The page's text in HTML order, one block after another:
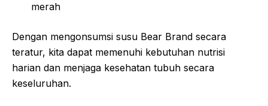
merah
Dengan mengonsumsi susu Bear Brand secara
teratur, kita dapat memenuhi kebutuhan nutrisi
harian dan menjaga kesehatan tubuh secara
keseluruhan.